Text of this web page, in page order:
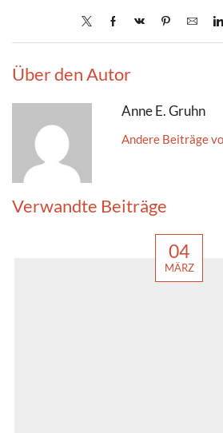
Über den Autor
Anne E. Gruhn
Andere Beiträge
Verwandte Beiträge
04
MÄRZ